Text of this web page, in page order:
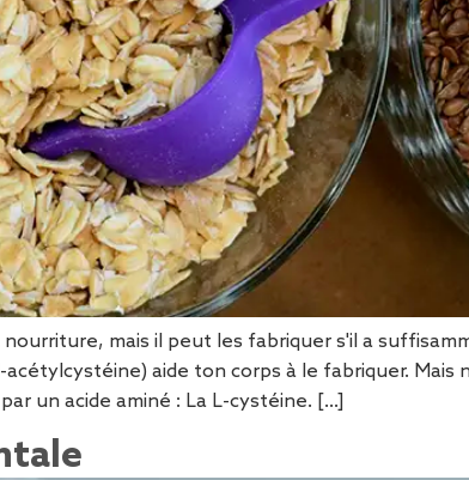
mais il peut les fabriquer s'il a
aide ton corps à le fabriquer. Mais
un acide aminé : La L-cystéine. [...]